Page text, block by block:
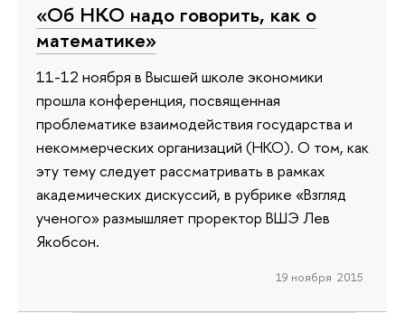
«Об НКО надо говорить, как о
математике»
11-12 ноября в Высшей школе экономики
прошла конференция, посвященная
проблематике взаимодействия государства и
некоммерческих организаций (НКО). О том, как
эту тему следует рассматривать в рамках
академических дискуссий, в рубрике «Взгляд
ученого» размышляет проректор ВШЭ Лев
Якобсон.
19 ноября 2015